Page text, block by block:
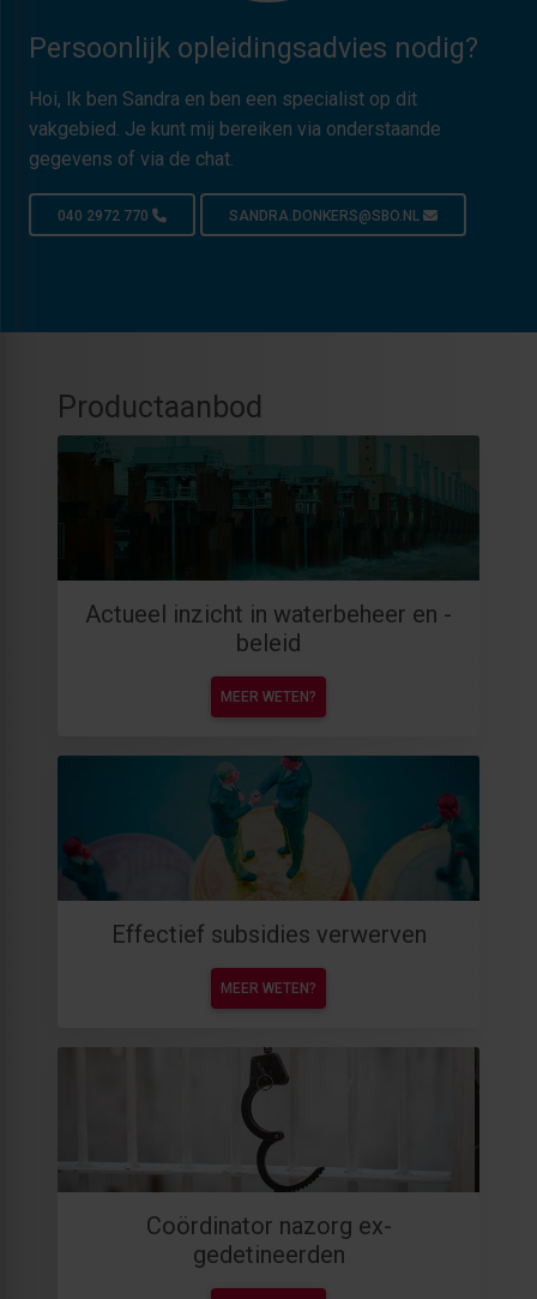
Persoonlijk opleidingsadvies nodig?
Hoi, Ik ben Sandra en ben een specialist op dit
vakgebied. Je kunt mij bereiken via onderstaande
gegevens of via de chat.
040 2972 770 SANDRA.DONKERS@SBO.NL
Productaanbod
Actueel inzicht in waterbeheer en -
beleid
MEER WETEN?
Effectief subsidies verwerven
MEER WETEN?
Coördinator nazorg ex-
gedetineerden